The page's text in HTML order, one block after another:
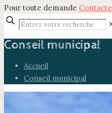
Pour toute demande
Conseil municipal
Accueil
Conseil municipal